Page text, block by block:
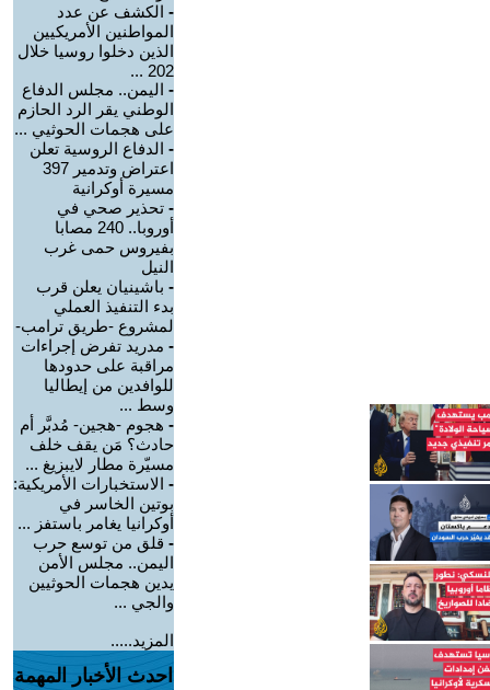
- الكشف عن عدد
المواطنين الأمريكيين
الذين دخلوا روسيا خلال
202 ...
- اليمن.. مجلس الدفاع
الوطني يقر الرد الحازم
على هجمات الحوثيي ...
- الدفاع الروسية تعلن
اعتراض وتدمير 397
مسيرة أوكرانية
- تحذير صحي في
أوروبا.. 240 مصابا
بفيروس حمى غرب
النيل
- باشينيان يعلن قرب
بدء التنفيذ العملي
لمشروع -طريق ترامب-
- مدريد تفرض إجراءات
مراقبة على حدودها
للوافدين من إيطاليا
وسط ...
- هجوم -هجين- مُدبَّر أم
حادث؟ مَن يقف خلف
مسيّرة مطار لايبزيغ ...
- الاستخبارات الأمريكية:
بوتين الخاسر في
أوكرانيا يغامر باستفز ...
- قلق من توسع حرب
اليمن.. مجلس الأمن
يدين هجمات الحوثيين
والجي ...
المزيد.....
احدث الأخبار المهمة